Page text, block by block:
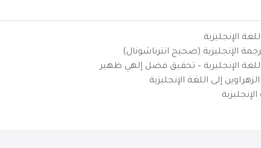
الإنجليزية
الإنجليزية (صحيح انترناشونال)
الإنجليزية – تحقيق فضل إلهي ظهير
إلى اللغة الإنجليزية